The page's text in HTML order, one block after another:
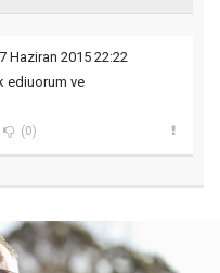
Haziran 2015 22:22
ediuorum ve
(0)